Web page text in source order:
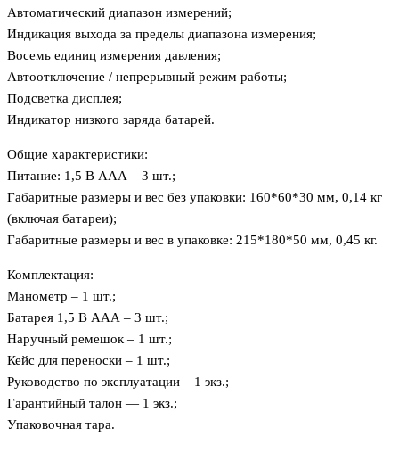
Автоматический диапазон измерений;
Индикация выхода за пределы диапазона измерения;
Восемь единиц измерения давления;
Автоотключение / непрерывный режим работы;
Подсветка дисплея;
Индикатор низкого заряда батарей.
Общие характеристики:
Питание: 1,5 В ААА – 3 шт.;
Габаритные размеры и вес без упаковки: 160*60*30 мм, 0,14 кг
(включая батареи);
Габаритные размеры и вес в упаковке: 215*180*50 мм, 0,45 кг.
Комплектация:
Манометр – 1 шт.;
Батарея 1,5 В ААА – 3 шт.;
Наручный ремешок – 1 шт.;
Кейс для переноски – 1 шт.;
Руководство по эксплуатации – 1 экз.;
Гарантийный талон — 1 экз.;
Упаковочная тара.